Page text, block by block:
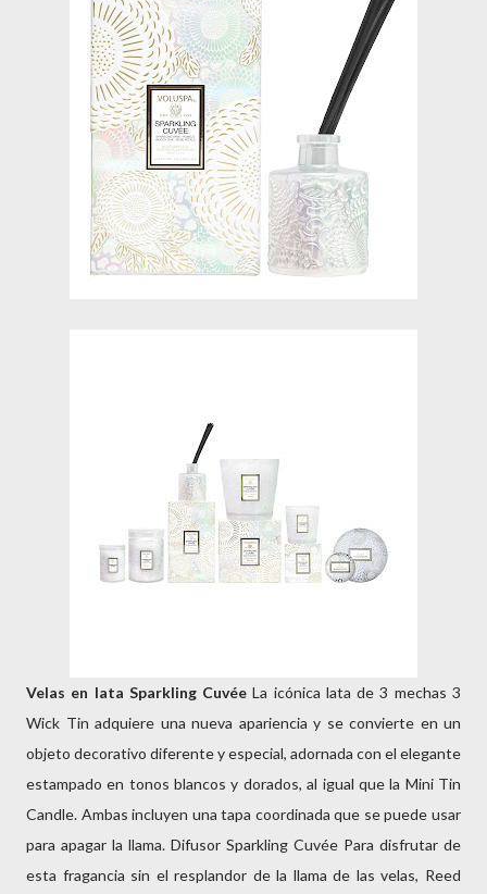
Velas en lata Sparkling Cuvée La icónica lata de 3 mechas 3
Wick Tin adquiere una nueva apariencia y se convierte en un
objeto decorativo diferente y especial, adornada con el elegante
estampado en tonos blancos y dorados, al igual que la Mini Tin
Candle. Ambas incluyen una tapa coordinada que se puede usar
para apagar la llama. Difusor Sparkling Cuvée Para disfrutar de
esta fragancia sin el resplandor de la llama de las velas, Reed